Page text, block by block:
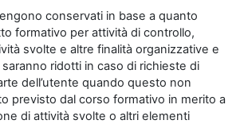
conservati in base a quanto
formativo per attività di controllo,
svolte e altre finalità organizzative e
ridotti in caso di richieste di
dell’utente quando questo non
previsto dal corso formativo in merito a
di attività svolte o altri elementi